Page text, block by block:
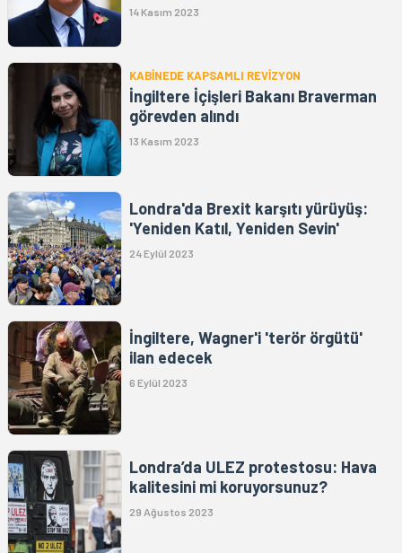
14 Kasım 2023
KABİNEDE KAPSAMLI REVİZYON
İngiltere İçişleri Bakanı Braverman
görevden alındı
13 Kasım 2023
Londra'da Brexit karşıtı yürüyüş:
'Yeniden Katıl, Yeniden Sevin'
24 Eylül 2023
İngiltere, Wagner'i 'terör örgütü'
ilan edecek
6 Eylül 2023
Londra’da ULEZ protestosu: Hava
kalitesini mi koruyorsunuz?
29 Ağustos 2023